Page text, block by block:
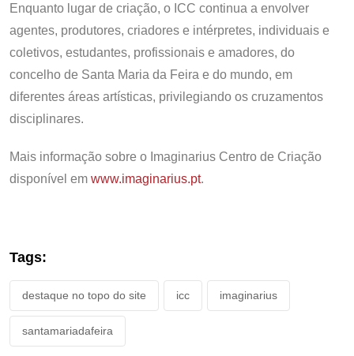
Enquanto lugar de criação, o ICC continua a envolver
agentes, produtores, criadores e intérpretes, individuais e
coletivos, estudantes, profissionais e amadores, do
concelho de Santa Maria da Feira e do mundo, em
diferentes áreas artísticas, privilegiando os cruzamentos
disciplinares.
Mais informação sobre o Imaginarius Centro de Criação
disponível em www.imaginarius.pt.
Tags:
destaque no topo do site icc imaginarius
santamariadafeira